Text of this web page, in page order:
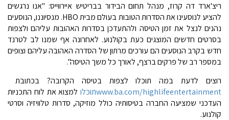
ריצ'ארד דה קרוז, מנהל תחום הבידור בבריטיש איירווייס: "אנו נרגשים
להציע לנוסעינו את הסדרות הטובות בעולם מבית HBO. מנסיוננו, הנוסעים
נהנים לנצל את זמן הטיסה ולהתעדכן בסדרות האהובות עליהם ולצפות
בסרטים חדשים המוצגים כעת בקולנוע. לאחרונה אף שמנו לב לטרנד
חדש בקרב הנוסעים הם עורכים מרתון של הסדרה האהובה עליהם וצופים
במספר רב של פרקים ברצף, לאורך כל משך הטיסה".
רוצים לדעת במה תוכלו לצפות בטיסה הקרובה? בכתובת
www.ba.com/highlifeentertainmentתוכלו
למצוא את לוח התכניות
העדכני שמציעה החברה בטיסותיה כולל מוזיקה, סדרות טלוויזיה וסרטי
קולנוע.